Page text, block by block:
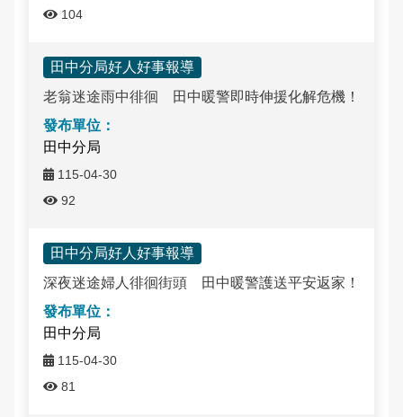
104
田中分局好人好事報導
老翁迷途雨中徘徊 田中暖警即時伸援化解危機！
田中分局
115-04-30
92
田中分局好人好事報導
深夜迷途婦人徘徊街頭 田中暖警護送平安返家！
田中分局
115-04-30
81